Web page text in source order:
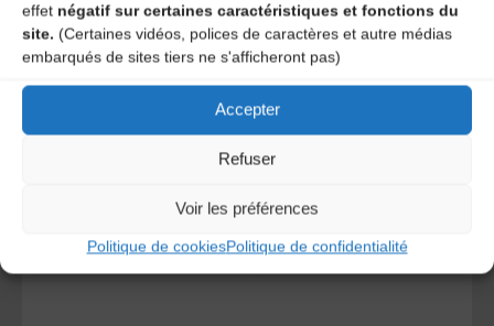
effet négatif sur certaines caractéristiques et fonctions du
site. (Certaines vidéos, polices de caractères et autre médias
embarqués de sites tiers ne s'afficheront pas)
Accepter
Refuser
Voir les préférences
Politique de cookiesPolitique de confidentialité
A DECOUVRIR :